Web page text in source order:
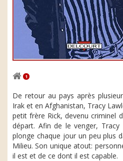
1
De retour au pays après
Irak et en Afghanistan, Tracy
petit frère Rick, devenu criminel
départ. Afin de le venger,
plonge chaque jour un peu plus
Milieu. Son unique atout:
il est et de ce dont il est capable.